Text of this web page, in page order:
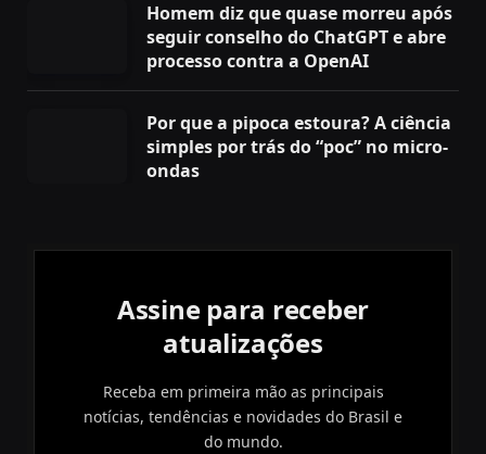
Homem diz que quase morreu após
seguir conselho do ChatGPT e abre
processo contra a OpenAI
Por que a pipoca estoura? A ciência
simples por trás do “poc” no micro-
ondas
Assine para receber
atualizações
Receba em primeira mão as principais
notícias, tendências e novidades do Brasil e
do mundo.